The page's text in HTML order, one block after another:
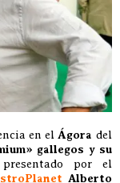
en el Ágora del
gallegos y su
por el
Alberto